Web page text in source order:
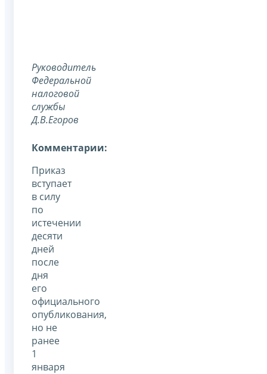
Руководитель
Федеральной
налоговой
службы
Д.В.Егоров
Комментарии:
Приказ
вступает
в силу
по
истечении
десяти
дней
после
дня
его
официального
опубликования,
но не
ранее
1
января